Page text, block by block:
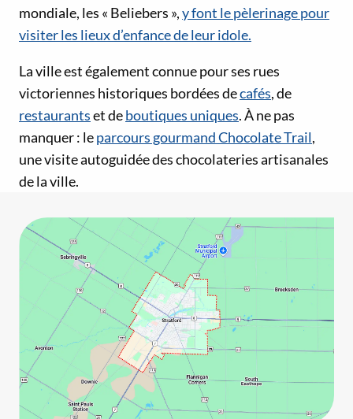
mondiale, les « Beliebers »,y font le pèlerinage pour
visiter les lieux d’enfance de leur idole.
La ville est également connue pour ses rues
victoriennes historiques bordées decafés, de
restaurantset deboutiques uniques. À ne pas
manquer : leparcours gourmand Chocolate Trail,
une visite autoguidée des chocolateries artisanales
de la ville.